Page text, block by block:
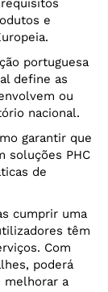
e
portuguesa
define as
ou
nacional.
garantir que
soluções PHC
de
cumprir uma
têm
Com
poderá
melhorar a